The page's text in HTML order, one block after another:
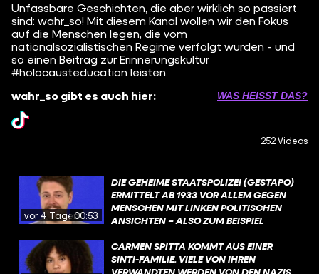
Unfassbare Geschichten, die aber wirklich so passiert
sind: wahr_so! Mit diesem Kanal wollen wir den Fokus
auf die Menschen legen, die vom
nationalsozialistischen Regime verfolgt wurden - und
so einen Beitrag zur Erinnerungskultur
#holocausteducation leisten.
wahr_so gibt es auch hier:
WAS HEISST DAS?
252 Videos
vor 4 Tagen00:53
DIE GEHEIME STAATSPOLIZEI (GESTAPO)
ERMITTELT AB 1933 VOR ALLEM GEGEN
MENSCHEN MIT LINKEN POLITISCHEN
ANSICHTEN – ALSO ZUM BEISPIEL
SOZIALDEMOKRATEN. SPÄTER DANN VOR
ALLEM GEGEN JUDEN. DIE GESTAPO
DARF PRAKTISCH ALLES – LEUTE
CARMEN SPITTA KOMMT AUS EINER
SINTI-FAMILIE. VIELE VON IHREN
VERWANDTEN WERDEN VON DEN NAZIS